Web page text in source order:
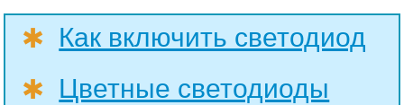
✱
Как включить светодиод
✱
Цветные светодиоды